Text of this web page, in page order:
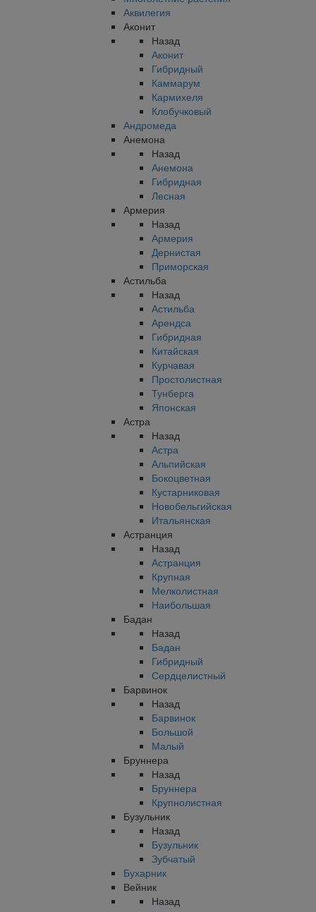
Аквилегия
Аконит
Назад
Аконит
Гибридный
Каммарум
Кармихеля
Клобучковый
Андромеда
Анемона
Назад
Анемона
Гибридная
Лесная
Армерия
Назад
Армерия
Дернистая
Приморская
Астильба
Назад
Астильба
Арендса
Гибридная
Китайская
Курчавая
Простолистная
Тунберга
Японская
Астра
Назад
Астра
Альпийская
Бокоцветная
Кустарниковая
Новобельгийская
Итальянская
Астранция
Назад
Астранция
Крупная
Мелколистная
Наибольшая
Бадан
Назад
Бадан
Гибридный
Сердцелистный
Барвинок
Назад
Барвинок
Большой
Малый
Бруннера
Назад
Бруннера
Крупнолистная
Бузульник
Назад
Бузульник
Зубчатый
Бухарник
Вейник
Назад